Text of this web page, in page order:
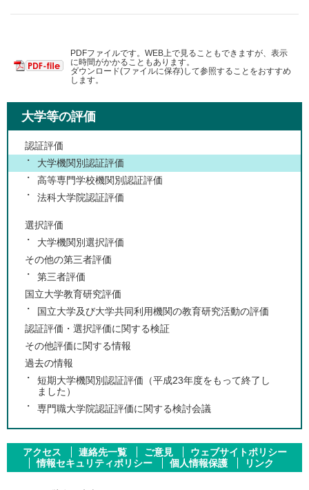
PDFファイルです。WEB上で見ることもできますが、表示
に時間がかかることもあります。
ダウンロード(ファイルに保存)して参照することをおすすめ
します。
大学等の評価
認証評価
大学機関別認証評価
高等専門学校機関別認証評価
法科大学院認証評価
選択評価
大学機関別選択評価
その他の第三者評価
第三者評価
国立大学教育研究評価
国立大学及び大学共同利用機関の教育研究活動の評価
認証評価・選択評価に関する検証
その他評価に関する情報
過去の情報
短期大学機関別認証評価（平成23年度をもって終了し
ました）
専門職大学院認証評価に関する検討会議
アクセス 連絡先一覧 ご意見
ウェブサイトポリシー
情報セキュリティポリシー
個人情報保護 リンク